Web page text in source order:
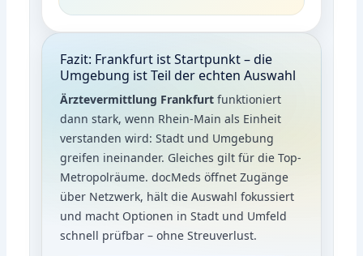
Fazit: Frankfurt ist Startpunkt – die
Umgebung ist Teil der echten Auswahl
Ärztevermittlung Frankfurt funktioniert
dann stark, wenn Rhein-Main als Einheit
verstanden wird: Stadt und Umgebung
greifen ineinander. Gleiches gilt für die Top-
Metropolräume. docMeds öffnet Zugänge
über Netzwerk, hält die Auswahl fokussiert
und macht Optionen in Stadt und Umfeld
schnell prüfbar – ohne Streuverlust.